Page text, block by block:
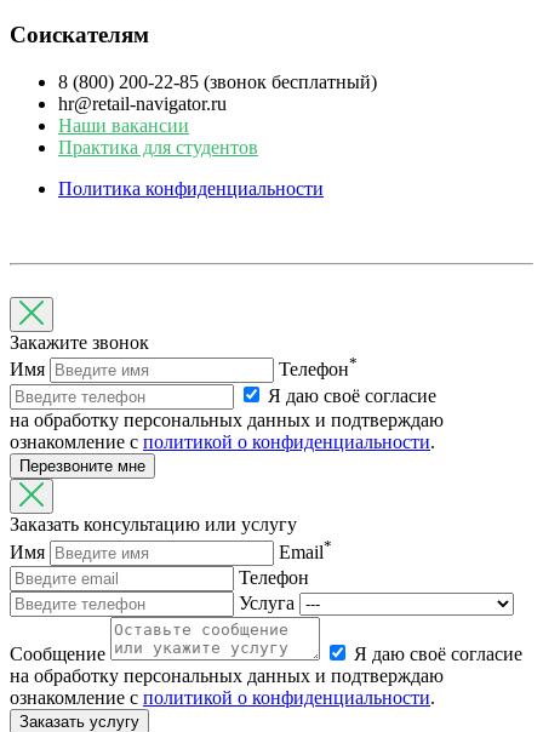
Соискателям
8 (800) 200-22-85 (звонок бесплатный)
hr@retail-navigator.ru
Наши вакансии
Практика для студентов
Политика конфиденциальности
Закажите звонок
Имя
Телефон*
Я даю своё согласие
на обработку персональных данных и подтверждаю
ознакомление с политикой о конфиденциальности.
Перезвоните мне
Заказать консультацию или услугу
Имя
Email*
Телефон
Услуга
Cообщение
Я даю своё согласие
на обработку персональных данных и подтверждаю
ознакомление с политикой о конфиденциальности.
Заказать услугу